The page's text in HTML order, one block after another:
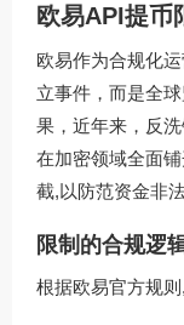
欧易API提币
欧易作为合规化
立事件，而是全
果，近年来，反
在加密领域全面
截,以防范资金非法
限制的合规逻
根据欧易官方规